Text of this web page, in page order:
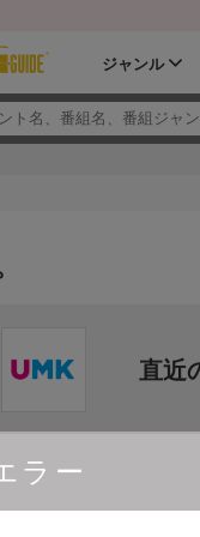
ジャンル
ラー
直近